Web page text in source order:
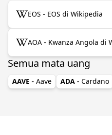
EOS - EOS di Wikipedia
AOA - Kwanza Angola di
Semua mata uang
AAVE - Aave ADA - Cardano